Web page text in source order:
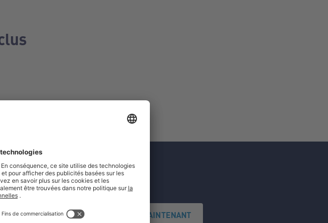
S'INSCRIRE MAINTENANT